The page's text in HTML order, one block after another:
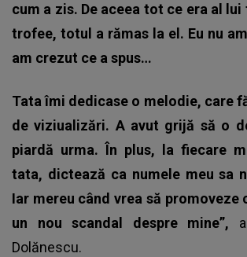
cum a zis. De aceea tot ce era al
trofee, totul a rămas la el. Eu nu
am crezut ce a spus…
Tata îmi dedicase o melodie, care
de viziualizări. A avut grijă să o
piardă urma. În plus, la fiecare
tata, dictează ca numele meu sa
Iar mereu când vrea să promoveze
un nou scandal despre mine”,
Dolănescu.